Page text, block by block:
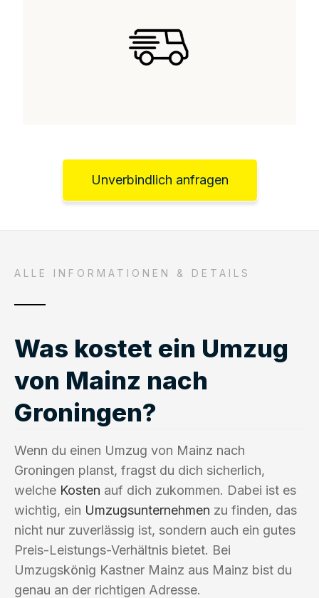
Unverbindlich anfragen
ALLE INFORMATIONEN & DETAILS
Was kostet ein Umzug
von Mainz nach
Groningen?
Wenn du einen Umzug von Mainz nach
Groningen planst, fragst du dich sicherlich,
welche Kosten auf dich zukommen. Dabei ist es
wichtig, ein Umzugsunternehmen zu finden, das
nicht nur zuverlässig ist, sondern auch ein gutes
Preis-Leistungs-Verhältnis bietet. Bei
Umzugskönig Kastner Mainz aus Mainz bist du
genau an der richtigen Adresse.